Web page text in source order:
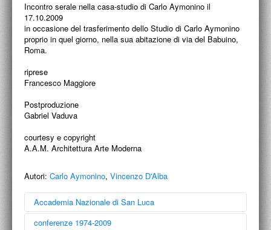
POLITECNICO DI BARI
BIBLIOTECA FRANCESCO MOSCHINI
RECENSIONI GENERALI
MOSTRE
ARTISTI
LABORATORI DI PROGETTAZIONE
PROGETTI D'OPERA
Incontro serale nella casa-studio di Carlo Aymonino il
17.10.2009
in occasione del trasferimento dello Studio di Carlo Aymonino
proprio in quel giorno, nella sua abitazione di via del Babuino,
Roma.
riprese
Francesco Maggiore
Postproduzione
Gabriel Vaduva
courtesy e copyright
A.A.M. Architettura Arte Moderna
Autori: Carlo Aymonino, Vincenzo D'Alba
Accademia Nazionale di San Luca
conferenze 1974-2009